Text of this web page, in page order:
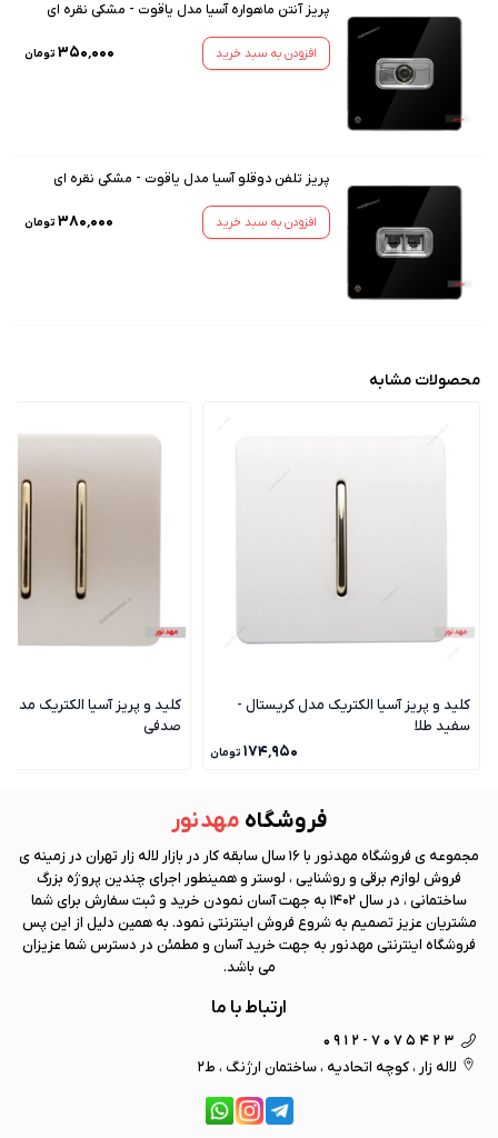
پریز آنتن ماهواره آسیا مدل یاقوت - مشکی نقره ای
افزودن به سبد خرید ۳۵۰٬۰۰۰ تومان
پریز تلفن دوقلو آسیا مدل یاقوت - مشکی نقره ای
افزودن به سبد خرید ۳۸۰٬۰۰۰ تومان
محصولات مشابه
کلید و پریز آسیا الکتریک مدل کریستال -
سفید طلا
۱۷۴٬۹۵۰ تومان
کلید و پریز آسیا الکتریک مدل
صدفی
فروشگاه مهد نور
مجموعه ی فروشگاه مهد نور
با 16 سال سابقه کار در بازار لاله زار تهران در زمینه ی
فروش لوازم برقی و روشنایی ، لوستر و همینطور اجرای چندین پروژه بزرگ
ساختمانی ، در سال 1402 به جهت آسان نمودن خرید و ثبت سفارش برای شما
مشتریان عزیز تصمیم به شروع فروش اینترنتی نمود. به همین دلیل از این پس
فروشگاه اینترنتی مهد نور به جهت خرید آسان و مطمئن در دسترس شما عزیزان
می باشد.
ارتباط با ما
0912-7075423
لاله زار ، کوچه اتحادیه ، ساختمان ارژنگ ، ط2